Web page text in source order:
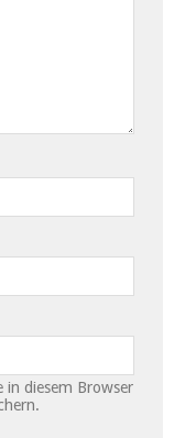
in diesem Browser